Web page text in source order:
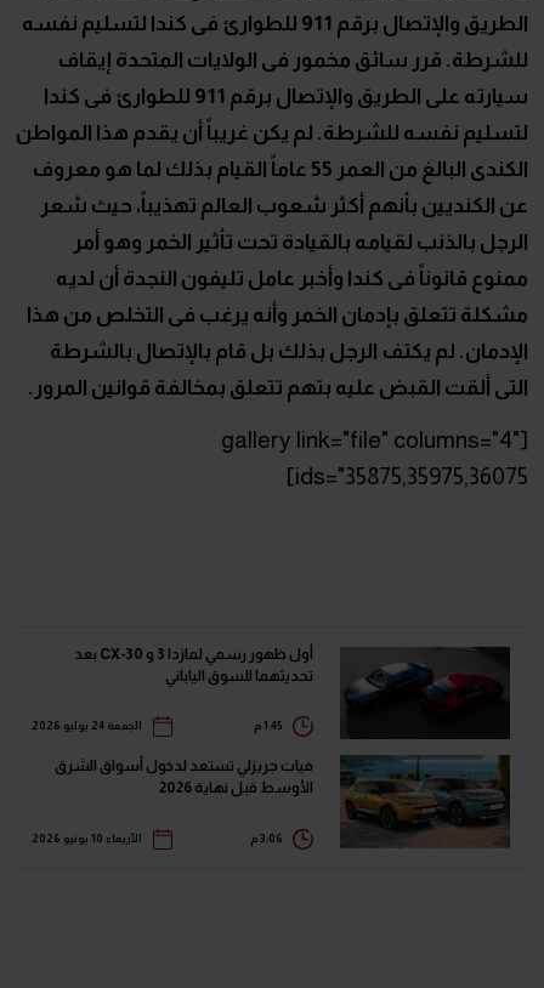
الطريق والإتصال برقم 911 للطوارئ فى كندا لتسليم نفسه
للشرطة. قرر سائق مخمور فى الولايات المتحدة إيقاف
سيارته على الطريق والإتصال برقم 911 للطوارئ فى كندا
لتسليم نفسه للشرطة. لم يكن غريباً أن يقدم هذا المواطن
الكندى البالغ من العمر 55 عاماً القيام بذلك لما هو معروف
عن الكنديين بأنهم أكثر شعوب العالم تهذيباً، حيث شعر
الرجل بالذنب لقيامه بالقيادة تحت تأثير الخمر وهو أمر
ممنوع قانوناً فى كندا وأخبر عامل تليفون النجدة أن لديه
مشكلة تتعلق بإدمان الخمر وأنه يرغب فى التخلص من هذا
الإدمان. لم يكتف الرجل بذلك بل قام بالإتصال بالشرطة
التى ألقت القبض عليه بتهم تتعلق بمخالفة قوانين المرور.
[gallery link="file" columns="4"
ids="35875,35975,36075]
أول ظهور رسمي لمازدا 3 و CX-30 بعد
تحديثهما للسوق الياباني
الجمعة 24 يوليو 2026
فيات جريزلي تستعد لدخول أسواق الشرق
الأوسط قبل نهاية 2026
الأربعاء 10 يونيو 2026